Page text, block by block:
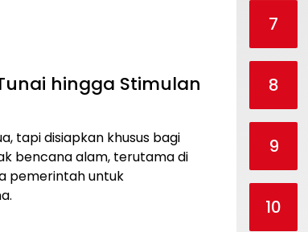
hingga Stimulan
tapi disiapkan khusus bagi
bencana alam, terutama di
pemerintah untuk
7
8
9
10